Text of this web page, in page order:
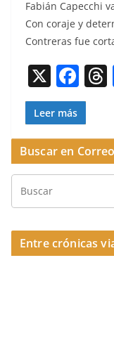
c
e
b
o
o
k
Fabián Capec­chi
Con cora­je y
Con­tr­eras fue
X F
a
c
e
b
o
k
Leer más
Buscar en
Entre crónicas